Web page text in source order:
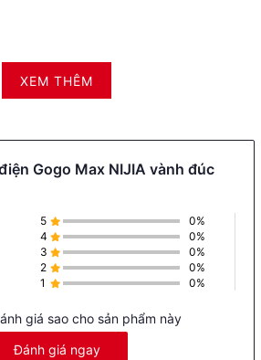
Max – Sự cải tiến
xe đời mới nhất, được giới thiệu vào
tiến quan trọng như IC vận hành tiểu ái,
thiết kế đèn hậu cá tính.
GIAO THOA GIỮA
thiết kế rõ ràng giữa cổ điển và hiện
tôn lên vẻ sang trọng, thanh lịch. Đèn
XEM THÊM
Gogo Max NIJIA vành đúc
5
0%
4
0%
3
0%
2
0%
1
0%
giá sao cho sản phẩm này
Đánh giá ngay